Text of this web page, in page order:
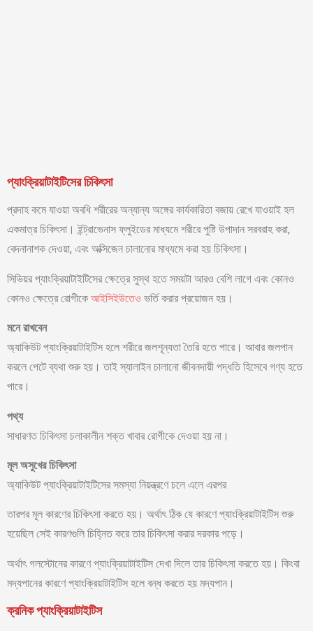
প্যাংক্রিয়াটাইটিসের চিকিৎসা
প্রদাহ কমে যাওয়া অবধি শরীরের অন্যান্য অঙ্গের কার্যকারিতা বজায় রেখে যাওয়াই হল
একমাত্র চিকিৎসা। ইন্ট্রাভেনাস ফ্লুইডের মাধ্যমে শরীরে পুষ্টি উপাদান সরবরাহ করা,
বেদনানাশক দেওয়া, এবং অক্সিজেন চালানোর মাধ্যমে করা হয় চিকিৎসা।
সিভিয়র প্যাংক্রিয়াটাইটিসের ক্ষেত্রে সুস্থ হতে সময়টা আরও বেশি লাগে এবং কোনও
কোনও ক্ষেত্রে রোগীকে আইসিইউতেও ভর্তি করার প্রয়োজন হয়।
মনে রাখবেন
অ্যাকিউট প্যাংক্রিয়াটাইটিস হলে শরীরে জলশূন্যতা তৈরি হতে পারে। আবার জলপান
করলে পেটে ব্যথা শুরু হয়। তাই স্যালাইন চালানো জীবনদায়ী পদ্ধতি হিসেবে গণ্য হতে
পারে।
পথ্য
সাধারণত চিকিৎসা চলাকালীন শক্ত খাবার রোগীকে দেওয়া হয় না।
মূল অসুখের চিকিৎসা
অ্যাকিউট প্যাংক্রিয়াটাইটিসের সমস্যা নিয়ন্ত্রণে চলে এলে এরপর
তারপর মূল কারণের চিকিৎসা করতে হয়। অর্থাৎ ঠিক যে কারণে প্যাংক্রিয়াটাইটিস শুরু
হয়েছিল সেই কারণগুলি চিহ্নিত করে তার চিকিৎসা করার দরকার পড়ে।
অর্থাৎ গলস্টোনের কারণে প্যাংক্রিয়াটাইটিস দেখা দিলে তার চিকিৎসা করতে হয়। কিংবা
মদ্যপানের কারণে প্যাংক্রিয়াটাইটিস হলে বন্ধ করতে হয় মদ্যপান।
ক্রনিক প্যাংক্রিয়াটাইটিস